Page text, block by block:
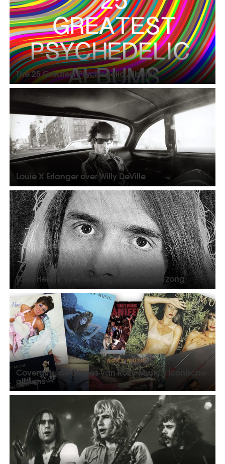
The 25 Greatest Psychedelic Albums
Louie X Erlanger over Willy DeVille
Toen Henny Vrienten nog in het Engels zong
Covergirls: de dames van Roxy Music’s iconische
albums